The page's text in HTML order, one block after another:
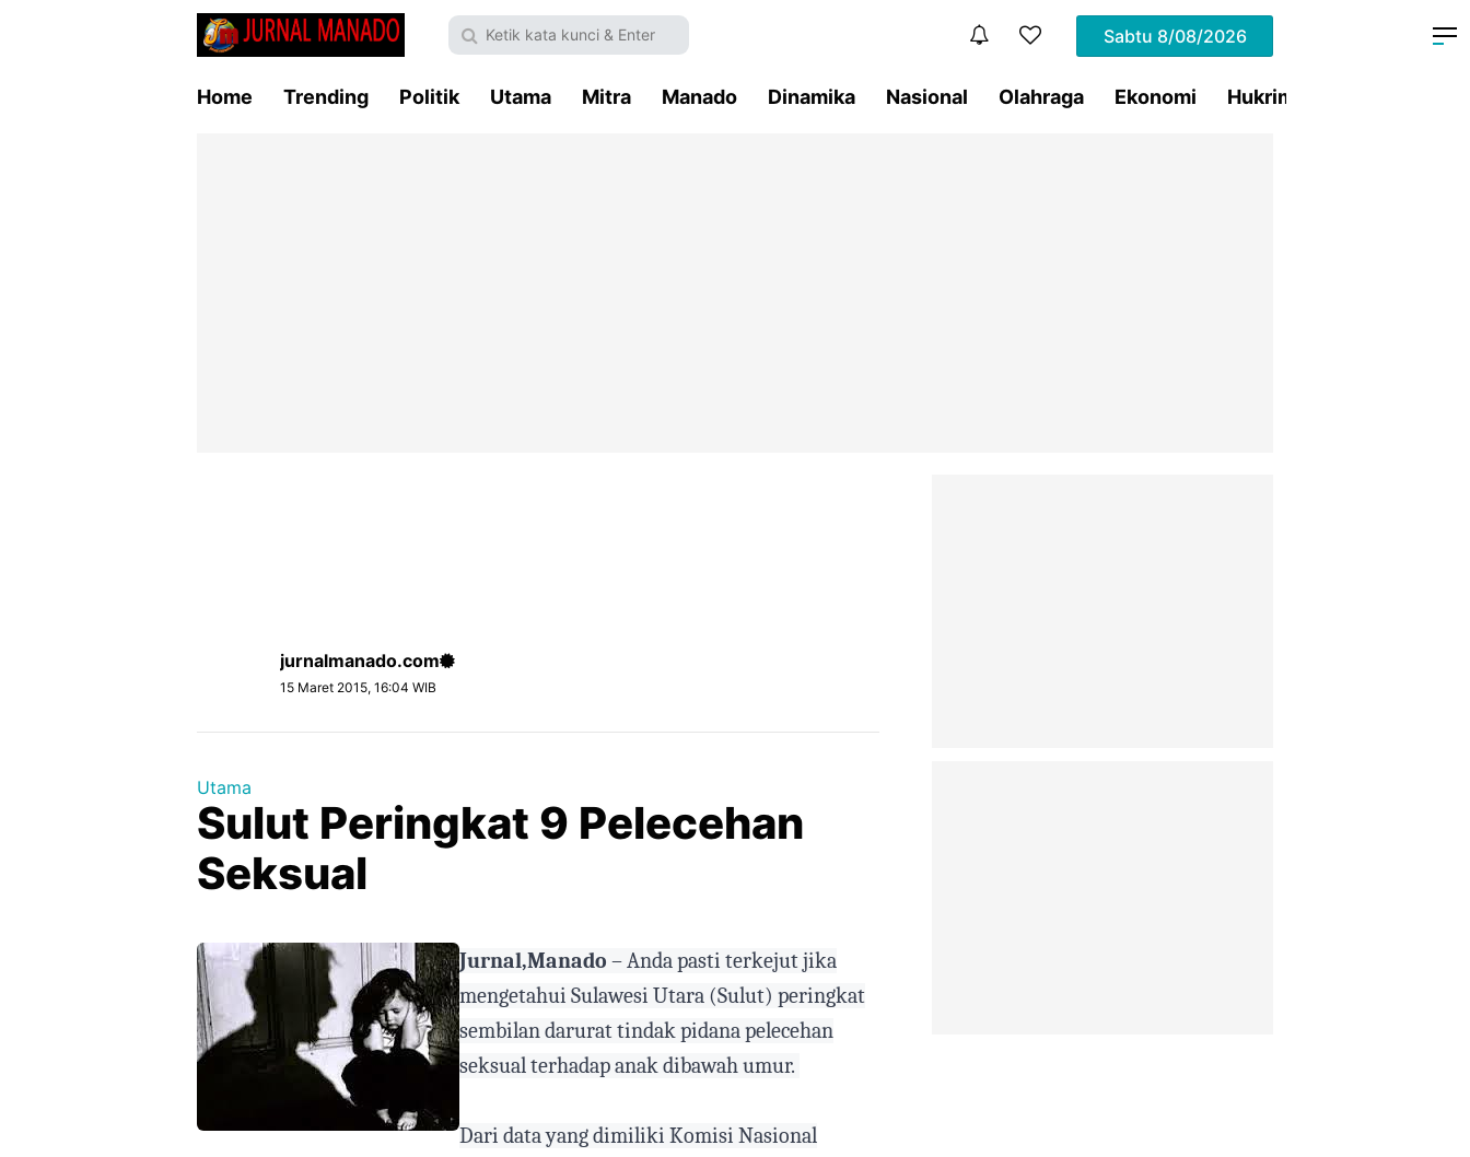
Sabtu 8/08/2026
Home Trending Politik Utama Mitra Manado Dinamika Nasional Olahraga Ekonomi Hukrim
jurnalmanado.com
15 Maret 2015, 16:04 WIB
Utama
Sulut Peringkat 9 Pelecehan
Seksual
Jurnal,Manado – Anda pasti terkejut jika
mengetahui Sulawesi Utara (Sulut) peringkat
sembilan darurat tindak pidana pelecehan
seksual terhadap anak dibawah umur.
Dari data yang dimiliki Komisi Nasional